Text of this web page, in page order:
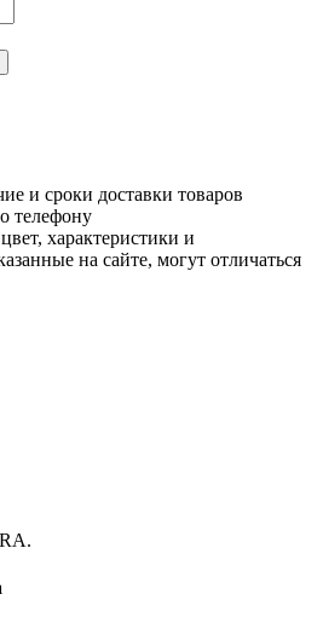
и сроки доставки товаров
телефону
характеристики и
на сайте, могут отличаться